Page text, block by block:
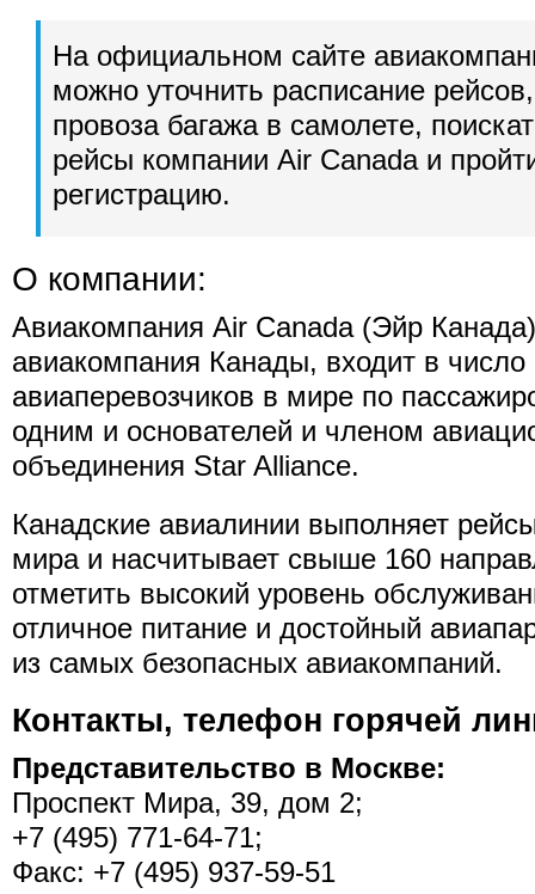
На официальном сайте
можно уточнить расписание
провоза багажа в самолете,
рейсы компании Air Canada и
регистрацию.
О компании:
Авиакомпания Air Canada (Эйр
авиакомпания Канады, входит в
авиаперевозчиков в мире по
одним и основателей и членом
объединения Star Alliance.
Канадские авиалинии выполняет
мира и насчитывает свыше 160
отметить высокий уровень
отличное питание и достойный
из самых безопасных авиакомпаний.
Контакты, телефон горячей
Представительство в Москве:
Проспект Мира, 39, дом 2;
+7 (495) 771-64-71;
Факс: +7 (495) 937-59-51